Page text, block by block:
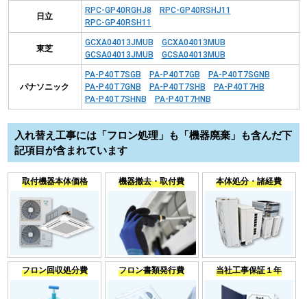
日立
RPC-GP40RGHJ8
RPC-GP40RSHJ11
RPC-GP40RSH11
東芝
GCXA04013JMUB
GCXA04013MUB
GCSA04013JMUB
GCSA04013MUB
パナソニック
PA-P40T7SGB PA-P40T7GB
PA-P40T7SGNB
PA-P40T7GNB
PA-P40T7SHB
PA-P40T7HB
PA-P40T7SHNB
PA-P40T7HNB
入れ替え工事には「フロン処理」も「機器廃棄」も含んだ下
記項目が含まれています
取付機器本体価格 機器撤去・取付費 本体処分・諸経費
フロン回収処分費 フロン書類発行費 当社工事保証１年